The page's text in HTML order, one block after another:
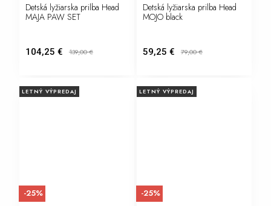
Detská lyžiarska prilba Head
MAJA PAW SET
104,25 € 139,00€
Detská lyžiarska prilba Head
MOJO black
59,25 € 79,00€
LETNÝ VÝPREDAJ
-25%
LETNÝ VÝPREDAJ
-25%